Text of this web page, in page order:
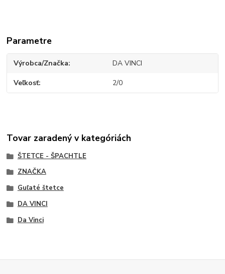
Parametre
Výrobca/Značka DA VINCI
Veľkosť 2/0
Tovar zaradený v kategóriách
ŠTETCE - ŠPACHTLE
ZNAČKA
Guľaté štetce
DA VINCI
Da Vinci